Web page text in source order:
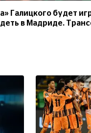
Галицкого будет
в Мадриде.